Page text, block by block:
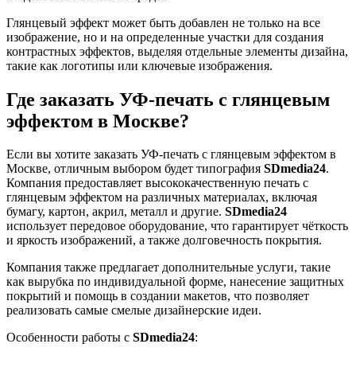
Глянцевый эффект может быть добавлен не только на все
изображение, но и на определенные участки для создания
контрастных эффектов, выделяя отдельные элементы дизайна,
такие как логотипы или ключевые изображения.
Где заказать УФ-печать с глянцевым
эффектом в Москве?
Если вы хотите заказать УФ-печать с глянцевым эффектом в
Москве, отличным выбором будет типография SDmedia24.
Компания предоставляет высококачественную печать с
глянцевым эффектом на различных материалах, включая
бумагу, картон, акрил, металл и другие. SDmedia24
использует передовое оборудование, что гарантирует чёткость
и яркость изображений, а также долговечность покрытия.
Компания также предлагает дополнительные услуги, такие
как вырубка по индивидуальной форме, нанесение защитных
покрытий и помощь в создании макетов, что позволяет
реализовать самые смелые дизайнерские идеи.
Особенности работы с SDmedia24: